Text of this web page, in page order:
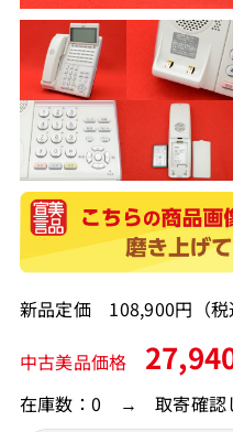
新品定価 108,900円（税
中古美品価格
在庫数：0 → 取寄確認